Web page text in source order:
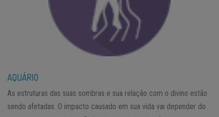
AQUÁRIO
As estruturas das suas sombras e sua relação com o divino estão
sendo afetadas. O impacto causado em sua vida vai depender do